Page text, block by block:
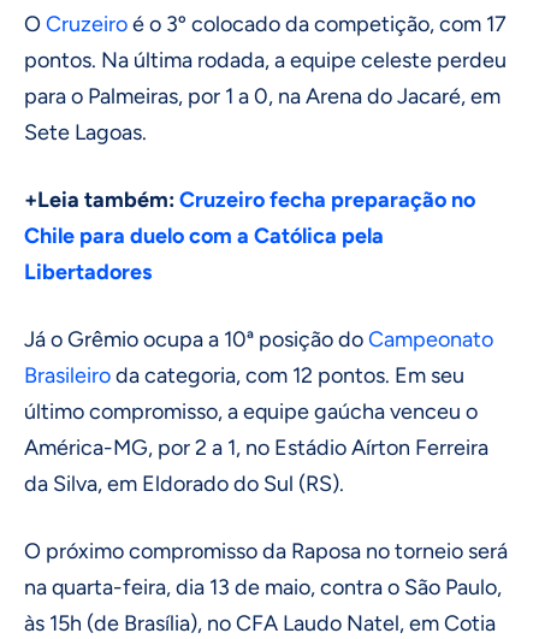
OCruzeiroé o 3º colocado da competição, com 17
pontos. Na última rodada, a equipe celeste perdeu
para o Palmeiras, por 1 a 0, na Arena do Jacaré, em
Sete Lagoas.
+Leia também:Cruzeiro fecha preparação no
Chile para duelo com a Católica pela
Libertadores
Já o Grêmio ocupa a 10ª posição doCampeonato
Brasileiroda categoria, com 12 pontos. Em seu
último compromisso, a equipe gaúcha venceu o
América-MG, por 2 a 1, no Estádio Aírton Ferreira
da Silva, em Eldorado do Sul (RS).
O próximo compromisso da Raposa no torneio será
na quarta-feira, dia 13 de maio, contra o São Paulo,
às 15h (de Brasília), no CFA Laudo Natel, em Cotia